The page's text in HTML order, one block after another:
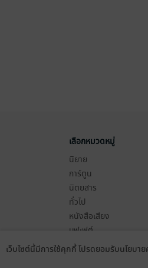
เลือกหมวดหมู่
นิยาย
การ์ตูน
นิตยสาร
ทั่วไป
หนังสือเสียง
บุฟเฟต์
เว็บไซต์นี้มีการใช้คุกกี้ โปรดยอมรับนโยบ